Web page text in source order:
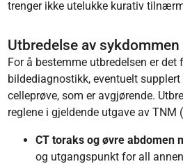
trenger ikke utelukke kurativ
Utbredelse av
For å bestemme utbredelsen er
bildediagnostikk, eventuelt supplert
celleprøve, som er avgjørende.
reglene i gjeldende utgave av TNM
CT toraks og øvre abdomen
og utgangspunkt for all